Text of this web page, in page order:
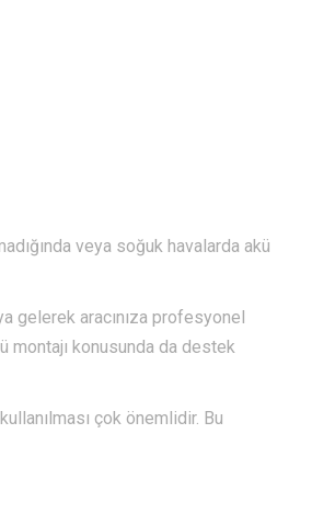
veya soğuk havalarda akü
gelerek aracınıza profesyonel
montajı konusunda da destek
çok önemlidir. Bu